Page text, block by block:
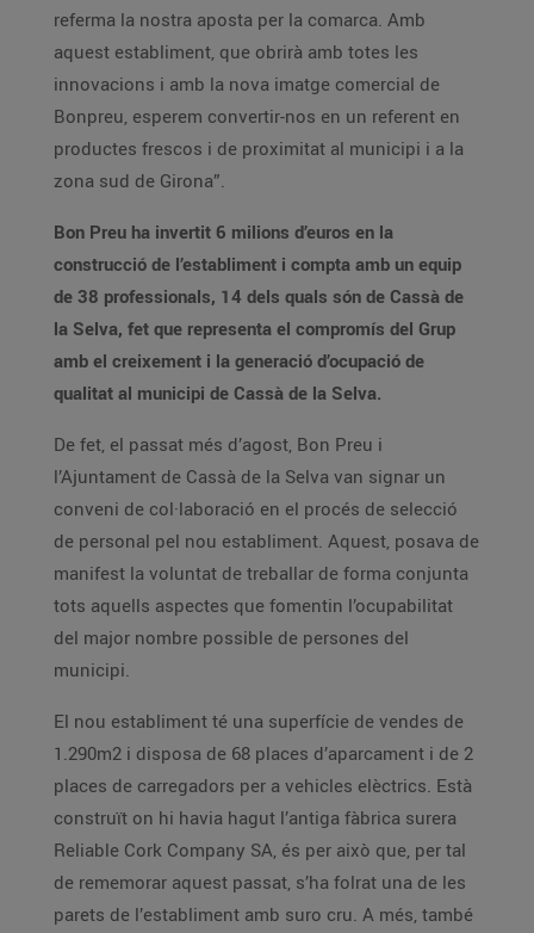
referma la nostra aposta per la comarca. Amb
aquest establiment, que obrirà amb totes les
innovacions i amb la nova imatge comercial de
Bonpreu, esperem convertir-nos en un referent en
productes frescos i de proximitat al municipi i a la
zona sud de Girona”.
Bon Preu ha invertit 6 milions d’euros en la
construcció de l’establiment i compta amb un equip
de 38 professionals, 14 dels quals són de Cassà de
la Selva, fet que representa el compromís del Grup
amb el creixement i la generació d’ocupació de
qualitat al municipi de Cassà de la Selva.
De fet, el passat més d’agost, Bon Preu i
l’Ajuntament de Cassà de la Selva van signar un
conveni de col·laboració en el procés de selecció
de personal pel nou establiment. Aquest, posava de
manifest la voluntat de treballar de forma conjunta
tots aquells aspectes que fomentin l’ocupabilitat
del major nombre possible de persones del
municipi.
El nou establiment té una superfície de vendes de
1.290m2 i disposa de 68 places d’aparcament i de 2
places de carregadors per a vehicles elèctrics. Està
construït on hi havia hagut l’antiga fàbrica surera
Reliable Cork Company SA, és per això que, per tal
de rememorar aquest passat, s’ha folrat una de les
parets de l’establiment amb suro cru. A més, també